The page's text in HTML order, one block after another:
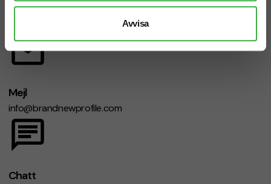
Avvisa
Telefon: 019-760 65 00
Mejl
info@brandnewprofile.com
Chatt